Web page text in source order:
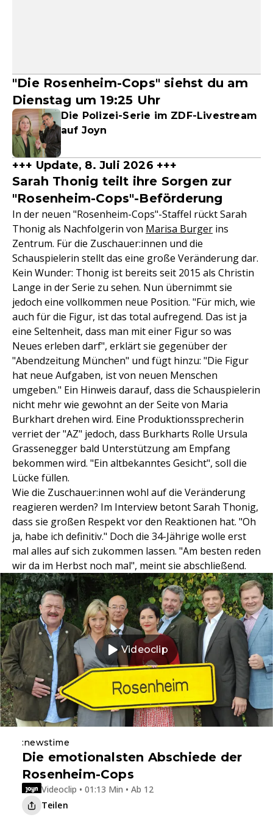
"Die Rosenheim-Cops" siehst du am
Dienstag um 19:25 Uhr
Die Polizei-Serie im ZDF-Livestream
auf Joyn
+++ Update, 8. Juli 2026 +++
Sarah Thonig teilt ihre Sorgen zur
"Rosenheim-Cops"-Beförderung
In der neuen "Rosenheim-Cops"-Staffel rückt Sarah
Thonig als Nachfolgerin von Marisa Burger ins
Zentrum. Für die Zuschauer:innen und die
Schauspielerin stellt das eine große Veränderung dar.
Kein Wunder: Thonig ist bereits seit 2015 als Christin
Lange in der Serie zu sehen. Nun übernimmt sie
jedoch eine vollkommen neue Position. "Für mich, wie
auch für die Figur, ist das total aufregend. Das ist ja
eine Seltenheit, dass man mit einer Figur so was
Neues erleben darf", erklärt sie gegenüber der
"Abendzeitung München" und fügt hinzu: "Die Figur
hat neue Aufgaben, ist von neuen Menschen
umgeben." Ein Hinweis darauf, dass die Schauspielerin
nicht mehr wie gewohnt an der Seite von Maria
Burkhart drehen wird. Eine Produktionssprecherin
verriet der "AZ" jedoch, dass Burkharts Rolle Ursula
Grassenegger bald Unterstützung am Empfang
bekommen wird. "Ein altbekanntes Gesicht", soll die
Lücke füllen.
Wie die Zuschauer:innen wohl auf die Veränderung
reagieren werden? Im Interview betont Sarah Thonig,
dass sie großen Respekt vor den Reaktionen hat. "Oh
ja, habe ich definitiv." Doch die 34-Jährige wolle erst
mal alles auf sich zukommen lassen. "Am besten reden
wir da im Herbst noch mal", meint sie abschließend.
Videoclip
:newstime
Die emotionalsten Abschiede der
Rosenheim-Cops
Videoclip • 01:13 Min • Ab 12
Teilen